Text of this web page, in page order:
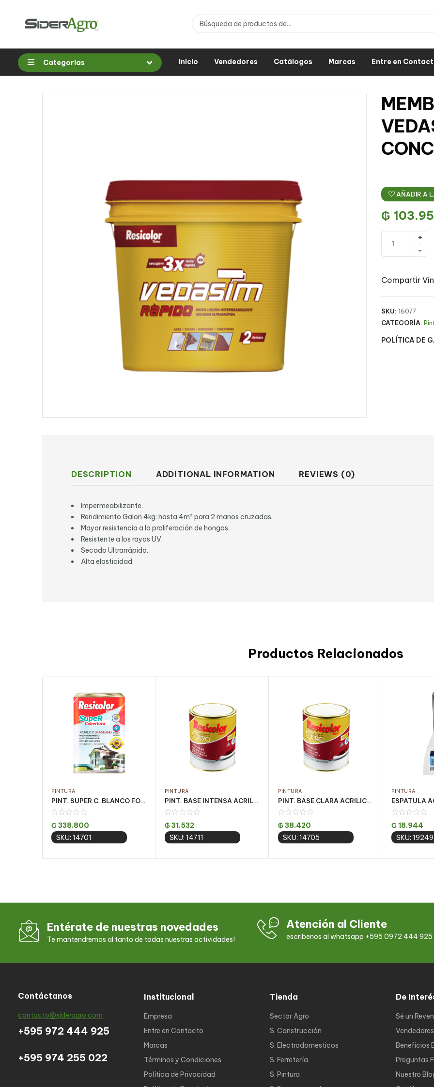
Categorias Inicio Vendedores Catálogos Marcas Entre en
AÑADIR A
₲
Compartir
SKU: 16077
CATEGORÍA:
POLÍTICA DE
DESCRIPTION ADDITIONAL INFORMATION REVIEWS (0)
Impermeabilizante.
Rendimiento Galon 4kg: hasta 4m² para 2 manos cruzadas.
Mayor resistencia a la proliferación de hongos.
Resistente a los rayos UV.
Secado Ultrarrápido.
Alta elasticidad.
Productos Relacionados
PINTURA
PINT. SUPER C. BLANCO FOSCO 18LT
₲ 338.800
SKU: 14701
Add to cart
PINTURA
PINT. BASE INTENSA ACRILICA OURO FOSCO 810ML
₲ 31.532
SKU: 14711
Add to cart
PINTURA
PINT. BASE CLARA ACRILICA OURO FOSCO 810ML
₲ 38.420
SKU: 14705
Add to cart
PINTURA
₲ 18.944
SKU: 19249
Entérate de nuestras novedades
Te mantendremos al tanto de todas nuestras actividades!
Atención al Cliente
escribenos al whatsapp +595 0972 444 925
Contáctanos
contacto@sideragro.com
+595 972 444 925
+595 974 255 022
Institucional
Empresa
Entre en Contacto
Marcas
Términos y Condiciones
Política de Privacidad
Tienda
Sector Agro
S. Construcción
S. Electrodomesticos
S. Ferretería
S. Pintura
De
Sé un
Vendedores
Beneficios
Preguntas
Nuestro